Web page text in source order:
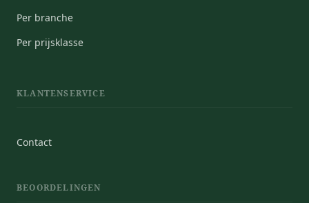
Per branche
Per prijsklasse
KLANTENSERVICE
Contact
BEOORDELINGEN